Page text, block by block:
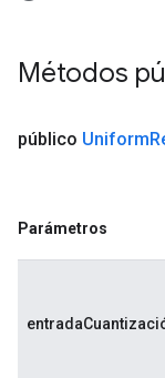
Métodos
público Uniform
Parámetros